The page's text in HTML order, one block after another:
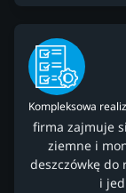
Kompleksowa
firma zajmuje
ziemne i
deszczówkę
i